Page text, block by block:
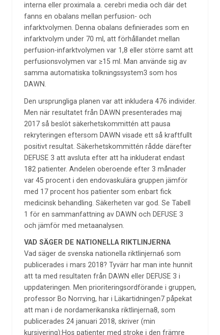
interna eller proximala a. cerebri media och där det
fanns en obalans mellan perfusion- och
infarktvolymen. Denna obalans definierades som en
infarktvolym under 70 ml, att förhållandet mellan
perfusion-infarktvolymen var 1,8 eller större samt att
perfusionsvolymen var ≥15 ml. Man använde sig av
samma automatiska tolkningssystem3 som hos
DAWN.
Den ursprungliga planen var att inkludera 476 individer.
Men när resultatet från DAWN presenterades maj
2017 så beslöt säkerhetskommittén att pausa
rekryteringen eftersom DAWN visade ett så kraftfullt
positivt resultat. Säkerhetskommittén rådde därefter
DEFUSE 3 att avsluta efter att ha inkluderat endast
182 patienter. Andelen oberoende efter 3 månader
var 45 procent i den endovaskulära gruppen jämför
med 17 procent hos patienter som enbart fick
medicinsk behandling. Säkerheten var god. Se Tabell
1 för en sammanfattning av DAWN och DEFUSE 3
och jämför med metaanalysen.
VAD SÄGER DE NATIONELLA RIKTLINJERNA
Vad säger de svenska nationella riktlinjerna6 som
publicerades i mars 2018? Tyvärr har man inte hunnit
att ta med resultaten från DAWN eller DEFUSE 3 i
uppdateringen. Men prioriteringsordförande i gruppen,
professor Bo Norrving, har i Läkartidningen7 påpekat
att man i de nordamerikanska riktlinjerna8, som
publicerades 24 januari 2018, skriver (min
kursivering):Hos patienter med stroke i den främre